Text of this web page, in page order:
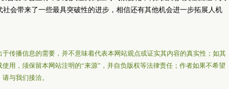
会带来了一些最具突破性的进步，相信还有其他机会进一步拓展人机
传播信息的需要，并不意味着代表本网站观点或证实其内容的真实性；如其
用，须保留本网站注明的“来源”，并自负版权等法律责任；作者如果不希望
与我们接洽。